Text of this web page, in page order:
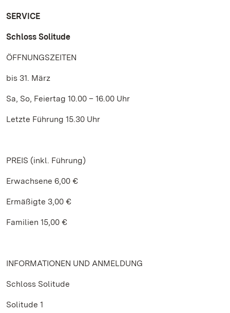
SERVICE
Schloss Solitude
ÖFFNUNGSZEITEN
bis 31. März
Sa, So, Feiertag 10.00 – 16.00 Uhr
Letzte Führung 15.30 Uhr
PREIS (inkl. Führung)
Erwachsene 6,00 €
Ermäßigte 3,00 €
Familien 15,00 €
INFORMATIONEN UND ANMELDUNG
Schloss Solitude
Solitude 1